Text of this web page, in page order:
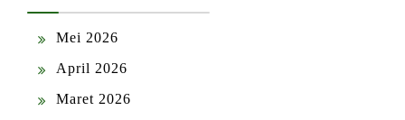
Mei 2026
April 2026
Maret 2026